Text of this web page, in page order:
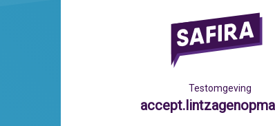
Testomgeving